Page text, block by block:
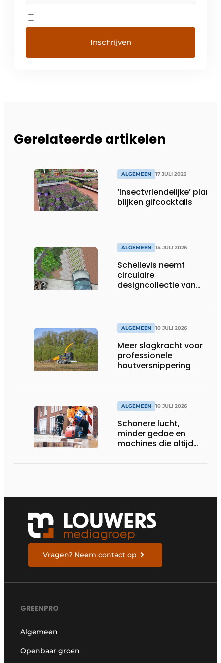
Gerelateerde artikelen
ALGEMEEN 17 JULI 2026
‘Insectvriendelijke’
blijken gifcocktails
ALGEMEEN 14 JULI 2026
Schellevis neemt
circulaire
designcollectie van
ALGEMEEN 10 JULI 2026
Meer slagkracht voor
professionele
houtversnippering
ALGEMEEN 10 JULI 2026
Schonere lucht,
minder gedoe en
machines die altijd
Vragen? Neem contact op
GREENPRO
Algemeen
Openbaar groen